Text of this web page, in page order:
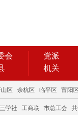
会
党派
机关
区 余杭区 临平区 富阳
学社 工商联 市总工会